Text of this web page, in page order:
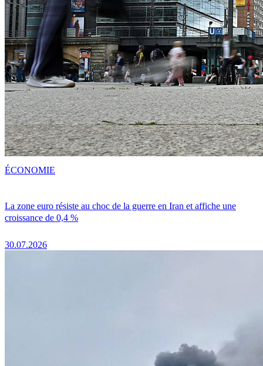
La zone euro résiste au choc de la guerre en Iran et affiche une
croissance de 0,4 %
30.07.2026
ÉCONOMIE